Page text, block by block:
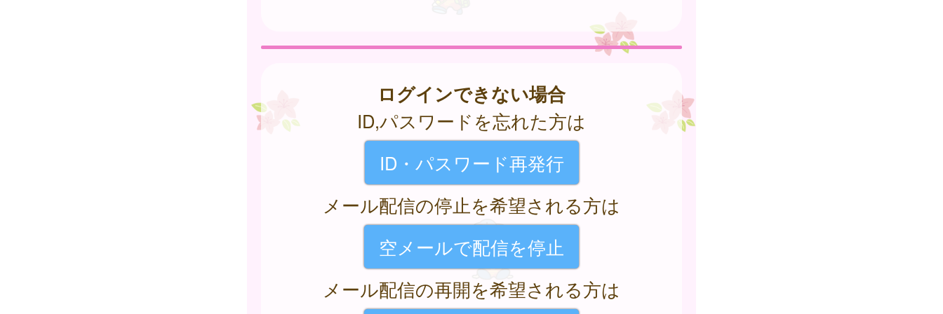
ログインできない場合
ID,パスワードを忘れた方は
ID・パスワード再発行
メール配信の停止を希望される方は
空メールで配信を停止
メール配信の再開を希望される方は